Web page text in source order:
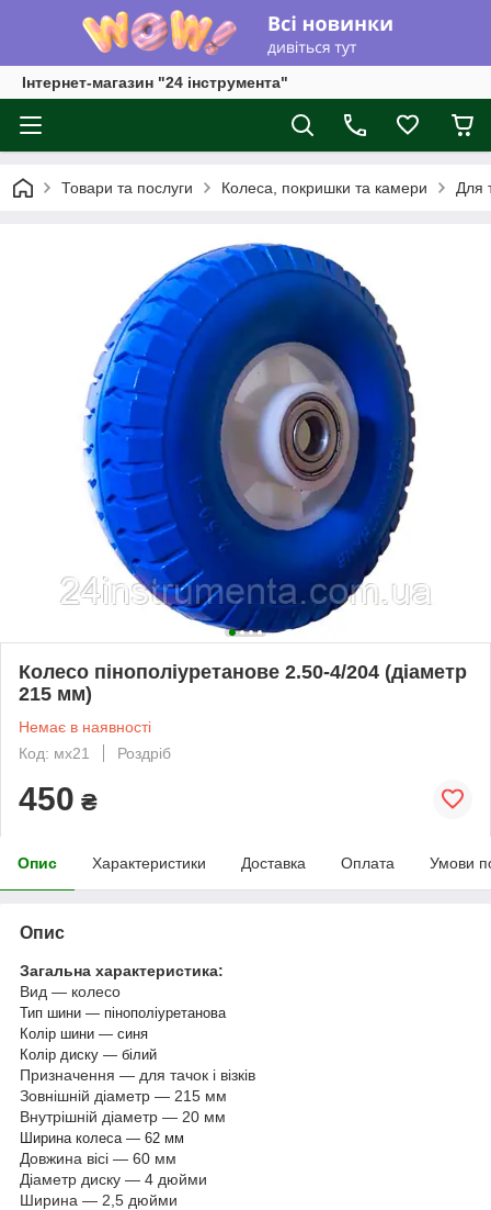
Інтернет-магазин "24 інструмента"
Товари та послуги Колеса, покришки та камери Для
Колесо пінополіуретанове 2.50-4/204 (діаметр
215 мм)
Немає в наявності
Код: мх21
Роздріб
450 ₴
Опис Характеристики Доставка Оплата Умови
Опис
Загальна характеристика:
Вид — колесо
Тип шини — пінополіуретанова
Колір шини — синя
Колір диску — білий
Призначення — для тачок і візків
Зовнішній діаметр — 215 мм
Внутрішній діаметр — 20 мм
Ширина колеса — 62 мм
Довжина вісі — 60 мм
Діаметр диску — 4 дюйми
Ширина — 2,5 дюйми